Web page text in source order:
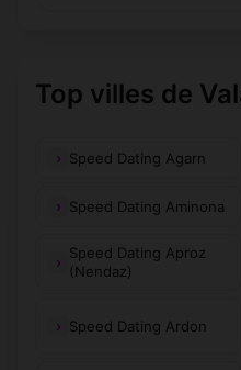
Top villes de
Speed Dating Agarn
Speed Dating Aminona
Speed Dating Aproz
(Nendaz)
Speed Dating Ardon